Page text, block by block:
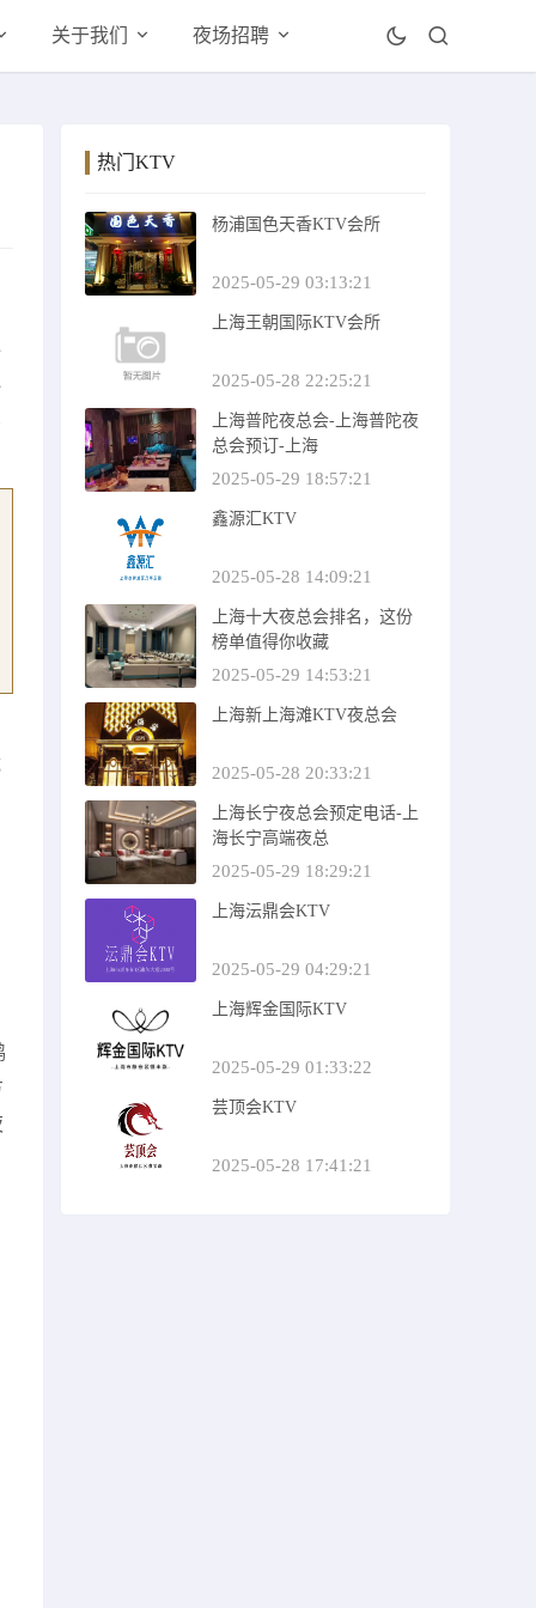
关于我们 夜场招聘
热门KTV
杨浦国色天香KTV会所
2025-05-29 03:13:21
上海王朝国际KTV会所
2025-05-28 22:25:21
上海普陀夜总会-上海普陀夜
总会预订-上海
2025-05-29 18:57:21
鑫源汇KTV
2025-05-28 14:09:21
上海十大夜总会排名，这份
榜单值得你收藏
2025-05-29 14:53:21
上海新上海滩KTV夜总会
2025-05-28 20:33:21
上海长宁夜总会预定电话-上
海长宁高端夜总
2025-05-29 18:29:21
上海沄鼎会KTV
2025-05-29 04:29:21
上海辉金国际KTV
2025-05-29 01:33:22
芸顶会KTV
2025-05-28 17:41:21